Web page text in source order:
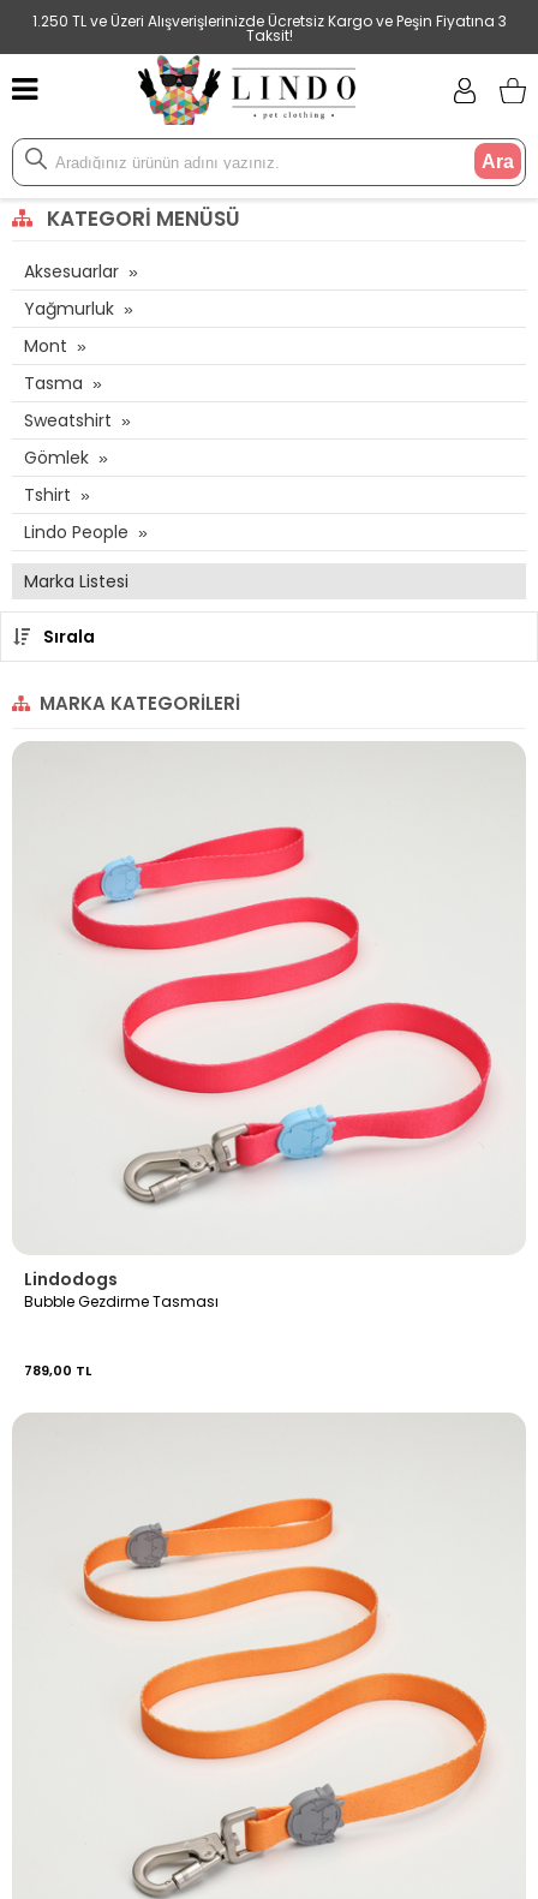
1.250 TL ve Üzeri Alışverişlerinizde Ücretsiz Kargo ve Peşin Fiyatına 3
Taksit!
Ara
KATEGORI MENÜSÜ
Aksesuarlar
Yağmurluk
Mont
Tasma
Sweatshirt
Gömlek
Tshirt
Lindo People
Marka Listesi
Sırala
MARKA KATEGORILERI
Lindodogs
Bubble Gezdirme Tasması
789,00 TL